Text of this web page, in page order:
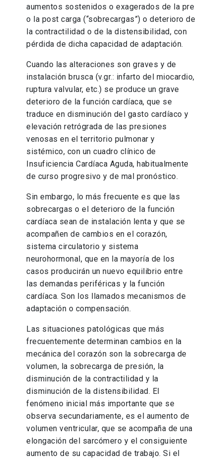
aumentos sostenidos o exagerados de la pre
o la post carga (“sobrecargas”) o deterioro de
la contractilidad o de la distensibilidad, con
pérdida de dicha capacidad de adaptación.
Cuando las alteraciones son graves y de
instalación brusca (v.gr.: infarto del miocardio,
ruptura valvular, etc.) se produce un grave
deterioro de la función cardíaca, que se
traduce en disminución del gasto cardíaco y
elevación retrógrada de las presiones
venosas en el territorio pulmonar y
sistémico, con un cuadro clínico de
Insuficiencia Cardíaca Aguda, habitualmente
de curso progresivo y de mal pronóstico.
Sin embargo, lo más frecuente es que las
sobrecargas o el deterioro de la función
cardíaca sean de instalación lenta y que se
acompañen de cambios en el corazón,
sistema circulatorio y sistema
neurohormonal, que en la mayoría de los
casos producirán un nuevo equilibrio entre
las demandas periféricas y la función
cardíaca. Son los llamados mecanismos de
adaptación o compensación.
Las situaciones patológicas que más
frecuentemente determinan cambios en la
mecánica del corazón son la sobrecarga de
volumen, la sobrecarga de presión, la
disminución de la contractilidad y la
disminución de la distensibilidad. El
fenómeno inicial más importante que se
observa secundariamente, es el aumento de
volumen ventricular, que se acompaña de una
elongación del sarcómero y el consiguiente
aumento de su capacidad de trabajo. Si el